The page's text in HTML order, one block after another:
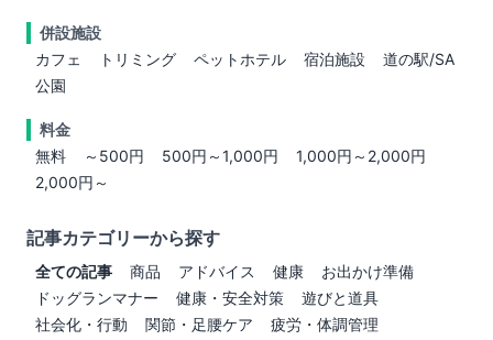
併設施設
カフェ
トリミング ペットホテル 宿泊施設
道の駅/SA
公園
料金
無料
～500円 500円～1,000円
1,000円～2,000円
2,000円～
記事カテゴリーから探す
全ての記事 商品 アドバイス 健康
お出かけ準備
ドッグランマナー
健康・安全対策
遊びと道具
社会化・行動
関節・足腰ケア
疲労・体調管理